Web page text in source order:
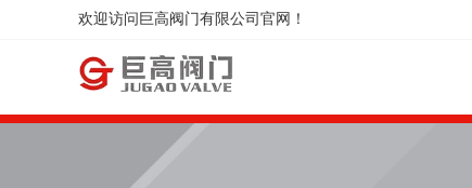
欢迎访问巨高阀门有限公司官网！